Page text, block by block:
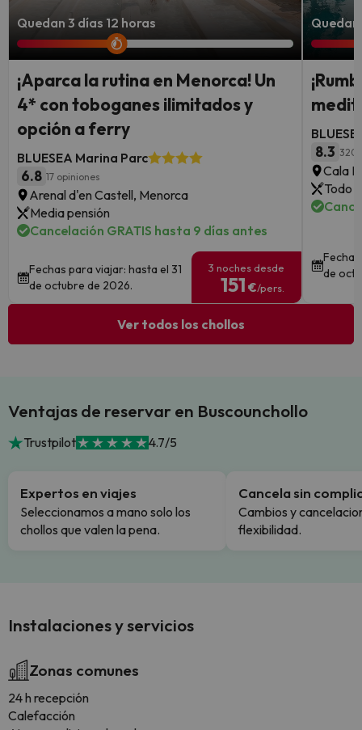
Quedan 3 días 12 horas
¡Aparca la rutina en Menorca! Un
4* con toboganes ilimitados y
opción a ferry
BLUESEA Marina Parc
6.8 17 opiniones
Arenal d'en Castell, Menorca
Media pensión
Cancelación GRATIS hasta 9 días antes
Fechas para viajar: hasta el 31
de octubre de 2026.
3 noches desde
151 €/pers.
Quedan
8.3 320
Cala
Todo
de
Ver todos los chollos
Ventajas de reservar en Buscounchollo
Trustpilot 4.7/5
Expertos en viajes
Seleccionamos a mano solo los
chollos que valen la pena.
Cancela sin
Cambios y
flexibilidad.
Instalaciones y servicios
Zonas comunes
24 h recepción
Calefacción